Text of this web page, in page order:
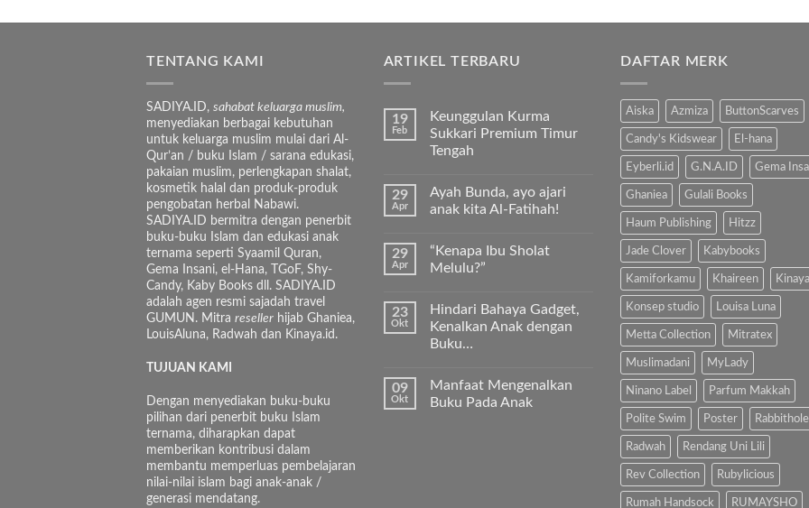
TENTANG KAMI
SADIYA.ID, sahabat keluarga muslim,
menyediakan berbagai kebutuhan
untuk keluarga muslim mulai dari Al-
Qur’an / buku Islam / sarana edukasi,
pakaian muslim, perlengkapan shalat,
kosmetik halal dan produk-produk
pengobatan herbal Nabawi.
SADIYA.ID bermitra dengan penerbit
buku-buku Islam dan edukasi anak
ternama seperti Syaamil Quran,
Gema Insani, el-Hana, TGoF, Shy-
Candy, Kaby Books dll. SADIYA.ID
adalah agen resmi sajadah travel
GUMUN. Mitra reseller hijab Ghaniea,
LouisAluna, Radwah dan Kinaya.id.
TUJUAN KAMI
Dengan menyediakan buku-buku
pilihan dari penerbit buku Islam
ternama, diharapkan dapat
memberikan kontribusi dalam
membantu memperluas pembelajaran
nilai-nilai islam bagi anak-anak /
generasi mendatang.
ARTIKEL TERBARU
19
Feb
Keunggulan Kurma
Sukkari Premium Timur
Tengah
komentar
Keunggulan
Premium
Timur
Tengah
29
Apr
Ayah Bunda, ayo ajari
anak kita Al-Fatihah!
komentar
pada
Ayah
ajari
anak
kita
Al-
29
Apr
“Kenapa Ibu Sholat
Melulu?”
komentar
pada
“Kenapa
Ibu
23
Okt
Hindari Bahaya Gadget,
Kenalkan Anak dengan
Buku…
komentar
pada
Hindari
09
Okt
Manfaat Mengenalkan
Buku Pada Anak
DAFTAR MERK
Aiska Azmiza ButtonScarves
Candy's Kidswear El-hana
Eyberli.id G.N.A.ID Gema
Ghaniea Gulali Books
Haum Publishing Hitzz
Jade Clover Kabybooks
Kamiforkamu Khaireen Kinaya
Konsep studio Louisa Luna
Metta Collection Mitratex
Muslimadani MyLady
Ninano Label Parfum Makkah
Polite Swim Poster Rabbithole
Radwah Rendang Uni Lili
Rev Collection Rubylicious
Rumah Handsock RUMAYSHO